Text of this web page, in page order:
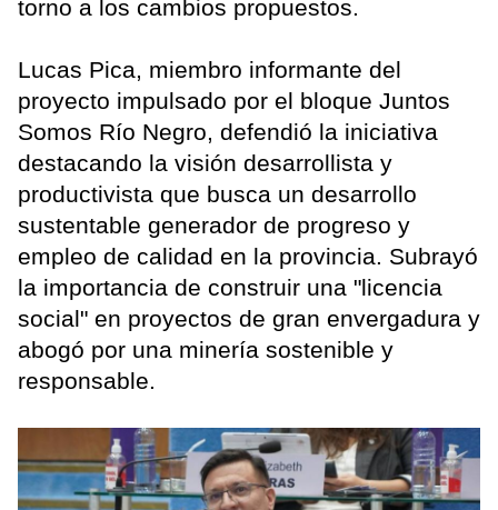
torno a los cambios propuestos.
Lucas Pica, miembro informante del
proyecto impulsado por el bloque Juntos
Somos Río Negro, defendió la iniciativa
destacando la visión desarrollista y
productivista que busca un desarrollo
sustentable generador de progreso y
empleo de calidad en la provincia. Subrayó
la importancia de construir una "licencia
social" en proyectos de gran envergadura y
abogó por una minería sostenible y
responsable.